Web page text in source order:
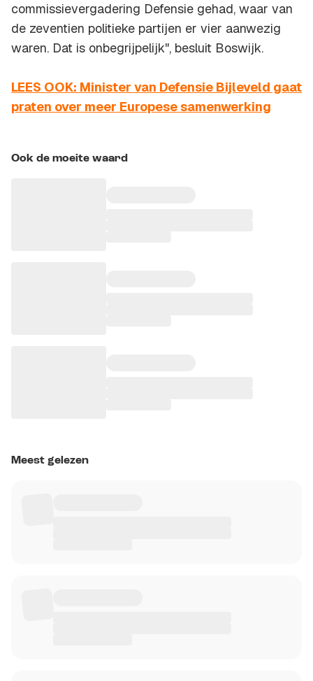
commissievergadering Defensie gehad, waar van
de zeventien politieke partijen er vier aanwezig
waren. Dat is onbegrijpelijk", besluit Boswijk.
LEES OOK: Minister van Defensie Bijleveld gaat
praten over meer Europese samenwerking
Ook de moeite waard
Meest gelezen